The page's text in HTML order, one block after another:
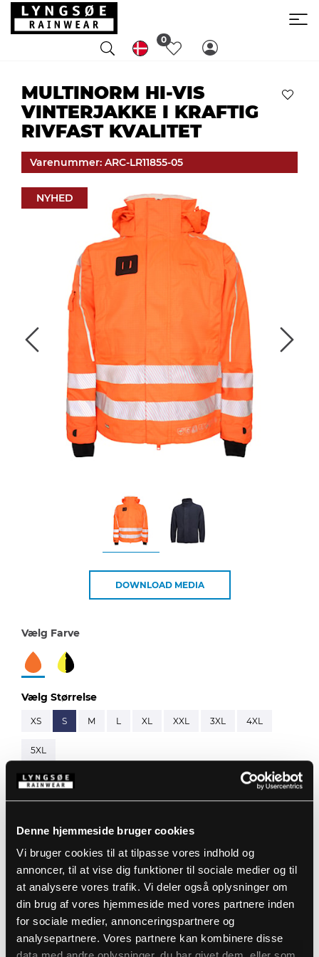
Denne hjemmeside bruger cookies
Vi bruger cookies til at tilpasse vores indhold og
annoncer, til at vise dig funktioner til sociale medier og til
at analysere vores trafik. Vi deler også oplysninger om
din brug af vores hjemmeside med vores partnere inden
for sociale medier, annonceringspartnere og
analysepartnere. Vores partnere kan kombinere disse
0
MULTINORM HI-VIS
VINTERJAKKE I KRAFTIG
RIVFAST KVALITET
Varenummer: ARC-LR11855-05
NYHED
DOWNLOAD MEDIA
Vælg Farve
Vælg Størrelse
XS S M L XL XXL 3XL 4XL
5XL
Beskrivelse
Bemærk: Denne vare bestilles via separate
varenumre: ARC-LR18055 & ARC-LR11418
98% Polyester, 2% Carbon Grid med Kromotex, 270
g/m²
ARC inderjakke:
EN 61482-2:2020, APC 1
Stor hætte som passer over hjelm
Aftagelig hætte med trykknapper og elastik snøre
Hætten kan skjules i kraven
Produktdata